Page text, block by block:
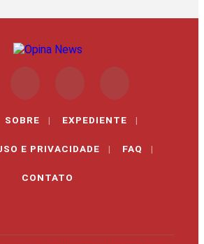
SOBRE | EXPEDIENTE |
E PRIVACIDADE | FAQ |
CONTATO